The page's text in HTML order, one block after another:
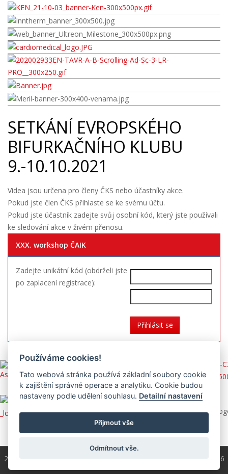
SETKÁNÍ EVROPSKÉHO
BIFURKAČNÍHO KLUBU
9.-10.10.2021
Videa jsou určena pro členy ČKS nebo účastníky akce.
Pokud jste člen ČKS přihlaste se ke svému účtu.
Pokud jste účastník zadejte svůj osobní kód, který jste používali
ke sledování akce v živém přenosu.
XXX. workshop ČAIK
Zadejte unikátní kód (obdrželi jste
po zaplacení registrace):
2004 - 2026 © Copyright / programování a správa 2004 - 2026
Používáme cookies!
Tato webová stránka používá základní soubory cookie
k zajištění správné operace a analytiku. Cookie budou
nastaveny podle udělení souhlasu. Detailní nastavení
Přijmout vše
Odmítnout vše.